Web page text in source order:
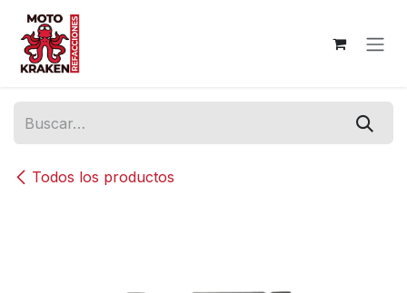
Ir al contenido
Todos los productos